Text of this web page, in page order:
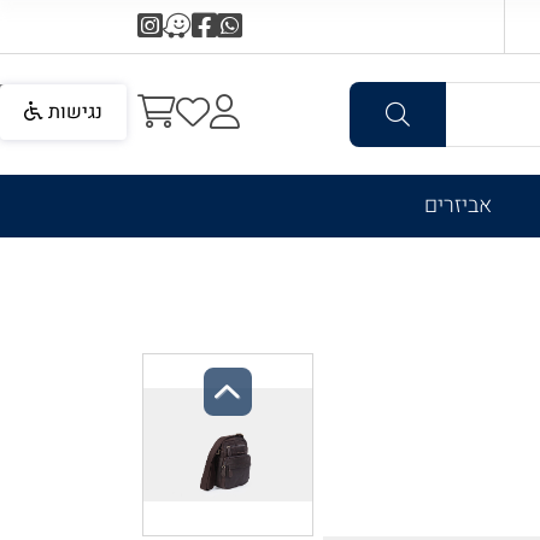
אביזרים
Previous
נגישות